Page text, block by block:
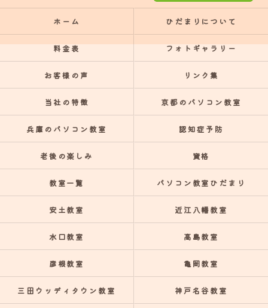
ホーム ひだまりについて
料金表 フォトギャラリー
お客様の声 リンク集
当社の特徴 京都のパソコン教室
兵庫のパソコン教室 認知症予防
老後の楽しみ 資格
教室一覧 パソコン教室ひだまり
安土教室 近江八幡教室
水口教室 高島教室
彦根教室 亀岡教室
三田ウッディタウン教室 神戸名谷教室